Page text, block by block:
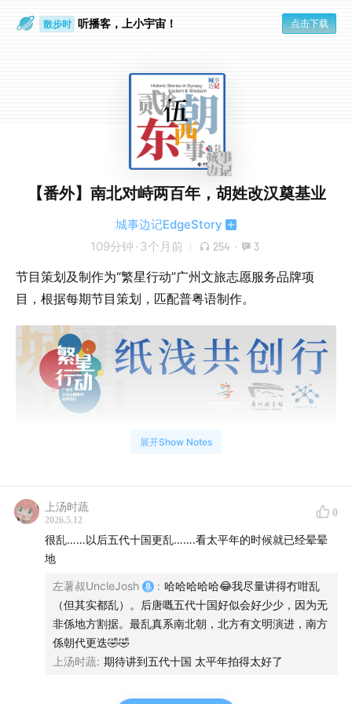
散步时 听播客，上小宇宙！ 点击下载
【番外】南北对峙两百年，胡姓改汉奠基业
城事边记EdgeStory
109分钟 · 3个月前 254 · 3
节目策划及制作为“繁星行动”广州文旅志愿服务品牌项
目，根据每期节目策划，匹配普粤语制作。
展开Show Notes
上汤时蔬
2026.5.12
0
很乱……以后五代十国更乱…….看太平年的时候就已经晕晕
地
左薯叔UncleJosh : 哈哈哈哈哈😂我尽量讲得冇咁乱
（但其实都乱）。后唐嘅五代十国好似会好少少，因为无
非係地方割据。最乱真系南北朝，北方有文明演进，南方
係朝代更迭🤣🤣
上汤时蔬: 期待讲到五代十国 太平年拍得太好了